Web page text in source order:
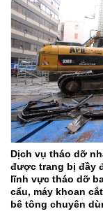
Dịch vụ tháo dỡ
được trang bị đầy
lĩnh vực tháo dỡ
cẩu, máy khoan
bê tông chuyên